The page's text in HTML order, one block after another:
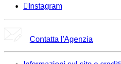
Instagram
Contatta l'Agenzia